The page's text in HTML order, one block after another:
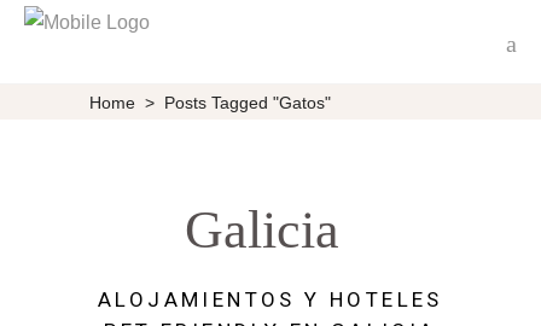
Home > Posts Tagged "gatos"
Galicia
ALOJAMIENTOS Y HOTELES